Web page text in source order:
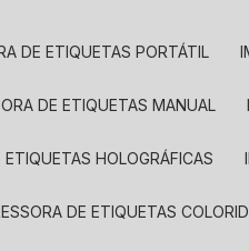
DE ETIQUETAS PORTÁTIL
DE ETIQUETAS MANUAL
ETIQUETAS HOLOGRÁFICAS
DE ETIQUETAS